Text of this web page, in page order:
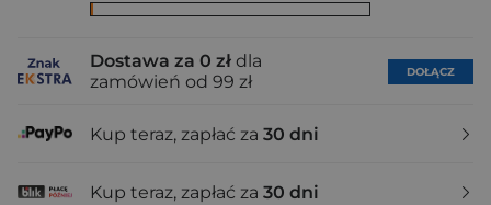
Dostawa za 0 zł dla
zamówień od 99 zł
DOŁĄCZ
Kup teraz, zapłać za 30 dni
Kup teraz, zapłać za 30 dni